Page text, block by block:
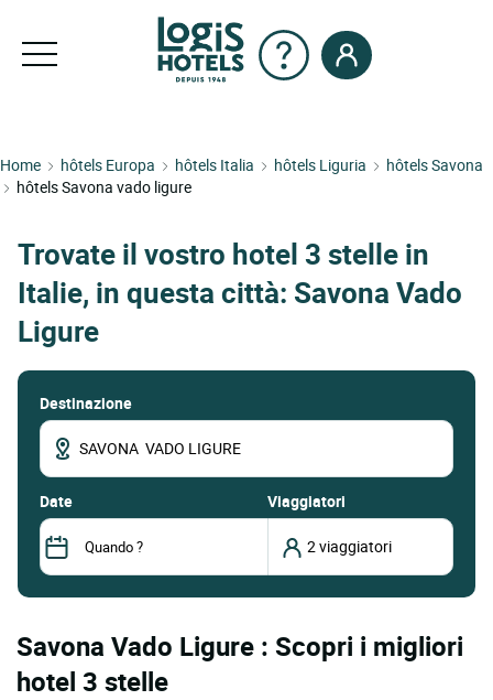
Home hôtels Europa hôtels Italia hôtels Liguria
hôtels Savona
hôtels Savona vado ligure
Trovate il vostro hotel 3 stelle in
Italie, in questa città: Savona Vado
Ligure
Destinazione
date Viaggiatori
Savona Vado Ligure : Scopri i migliori
hotel 3 stelle